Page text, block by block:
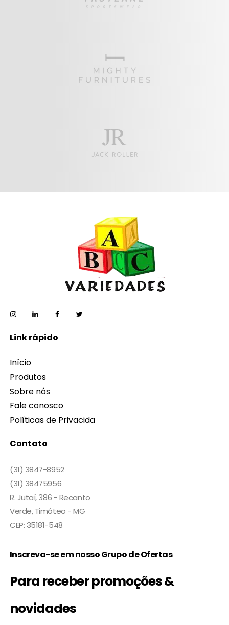
Link rápido
Início
Produtos
Sobre nós
Fale conosco
Políticas de Privacida
Contato
(31) 3847-8952
(31) 38475956
R. Jutaí, 386 - Recanto
Verde, Timóteo - MG
CEP: 35181-548
Inscreva-se em nosso Grupo de Ofertas
Para receber promoções &
novidades